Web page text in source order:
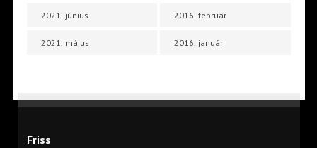
2021. június
2021. május
2016. február
2016. január
Friss